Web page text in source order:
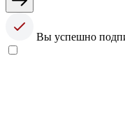
Вы успешно